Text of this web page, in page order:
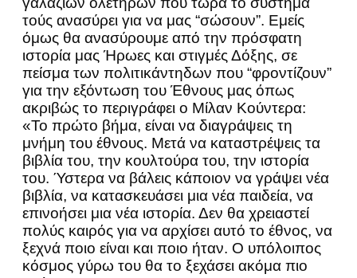
τούς ανασύρει για να μας “σώσουν”. Εμείς
όμως θα ανασύρουμε από την πρόσφατη
ιστορία μας Ήρωες και στιγμές Δόξης, σε
πείσμα των πολιτικάντηδων που “φροντίζουν”
για την εξόντωση του Έθνους μας όπως
ακριβώς το περιγράφει ο Μίλαν Κούντερα:
«Το πρώτο βήμα, είναι να διαγράψεις τη
μνήμη του έθνους. Μετά να καταστρέψεις τα
βιβλία του, την κουλτούρα του, την ιστορία
του. Ύστερα να βάλεις κάποιον να γράψει νέα
βιβλία, να κατασκευάσει μια νέα παιδεία, να
επινοήσει μια νέα ιστορία. Δεν θα χρειαστεί
πολύς καιρός για να αρχίσει αυτό το έθνος, να
ξεχνά ποιο είναι και ποιο ήταν. Ο υπόλοιπος
κόσμος γύρω του θα το ξεχάσει ακόμα πιο